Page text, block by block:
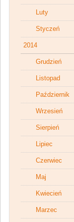
Luty
Styczeń
2014
Grudzień
Listopad
Październik
Wrzesień
Sierpień
Lipiec
Czerwiec
Maj
Kwiecień
Marzec